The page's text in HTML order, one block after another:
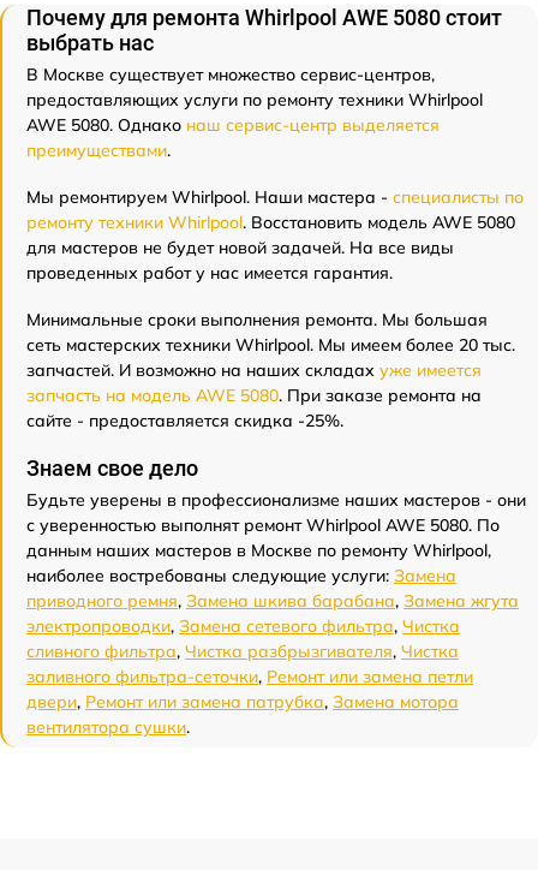
Почему для ремонта Whirlpool AWE 5080 стоит
выбрать нас
В Москве существует множество сервис-центров,
предоставляющих услуги по ремонту техники Whirlpool
AWE 5080. Однако наш сервис-центр выделяется
преимуществами.
Мы ремонтируем Whirlpool. Наши мастера - специалисты по
ремонту техники Whirlpool. Восстановить модель AWE 5080
для мастеров не будет новой задачей. На все виды
проведенных работ у нас имеется гарантия.
Минимальные сроки выполнения ремонта. Мы большая
сеть мастерских техники Whirlpool. Мы имеем более 20 тыс.
запчастей. И возможно на наших складах уже имеется
запчасть на модель AWE 5080. При заказе ремонта на
сайте - предоставляется скидка -25%.
Знаем свое дело
Будьте уверены в профессионализме наших мастеров - они
с уверенностью выполнят ремонт Whirlpool AWE 5080. По
данным наших мастеров в Москве по ремонту Whirlpool,
наиболее востребованы следующие услуги: Замена
приводного ремня, Замена шкива барабана, Замена жгута
электропроводки, Замена сетевого фильтра, Чистка
сливного фильтра, Чистка разбрызгивателя, Чистка
заливного фильтра-сеточки, Ремонт или замена петли
двери, Ремонт или замена патрубка, Замена мотора
вентилятора сушки.